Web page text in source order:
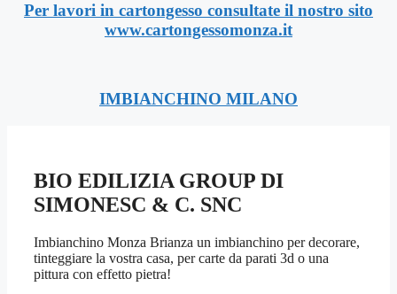
Per lavori in cartongesso consultate il nostro sito
www.cartongessomonza.it
IMBIANCHINO MILANO
BIO EDILIZIA GROUP DI
SIMONESC & C. SNC
Imbianchino Monza Brianza un imbianchino per decorare,
tinteggiare la vostra casa, per carte da parati 3d o una
pittura con effetto pietra!